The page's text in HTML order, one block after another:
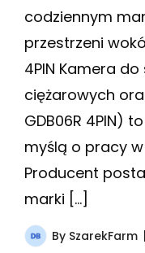
codziennym
przestrzeni
4PIN Kamera
ciężarowych
GDB06R 4PIN)
myślą o pracy
Producent
marki […]
By SzarekFarm